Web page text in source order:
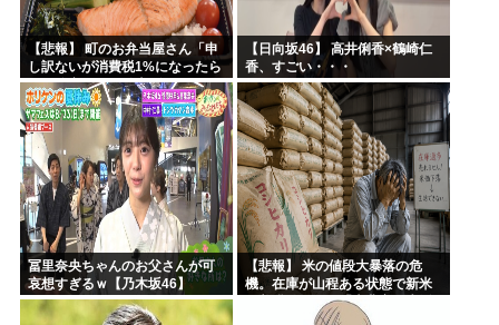
【悲報】 町のお弁当屋さん「申
し訳ないが消費税1%になったら
その分商品代を値上げするわ」
【日向坂46】 高井俐香×鶴崎仁
香、すごい・・・
冨里奈央ちゃんのお父さんが可
哀想すぎるｗ【乃木坂46】
【悲報】 米の値段大暴落の危
機。在庫が山程ある状態で新米
の収穫始まる。「米農家が生活